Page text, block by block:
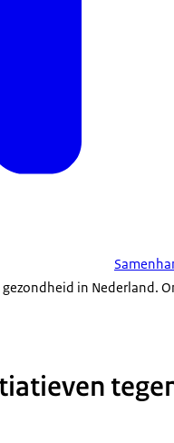
in Nederland.